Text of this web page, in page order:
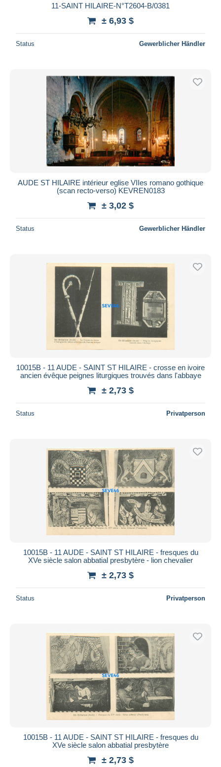
11-SAINT HILAIRE-N°T2604-B/0381
± 6,93 $
Status Gewerblicher Händler
AUDE ST HILAIRE intérieur eglise VIIes romano gothique
(scan recto-verso) KEVREN0183
± 3,02 $
Status Gewerblicher Händler
10015B - 11 AUDE - SAINT ST HILAIRE - crosse en ivoire
ancien évêque peignes liturgiques trouvés dans l'abbaye
± 2,73 $
Status Privatperson
10015B - 11 AUDE - SAINT ST HILAIRE - fresques du
XVe siècle salon abbatial presbytère - lion chevalier
± 2,73 $
Status Privatperson
10015B - 11 AUDE - SAINT ST HILAIRE - fresques du
XVe siècle salon abbatial presbytère
± 2,73 $